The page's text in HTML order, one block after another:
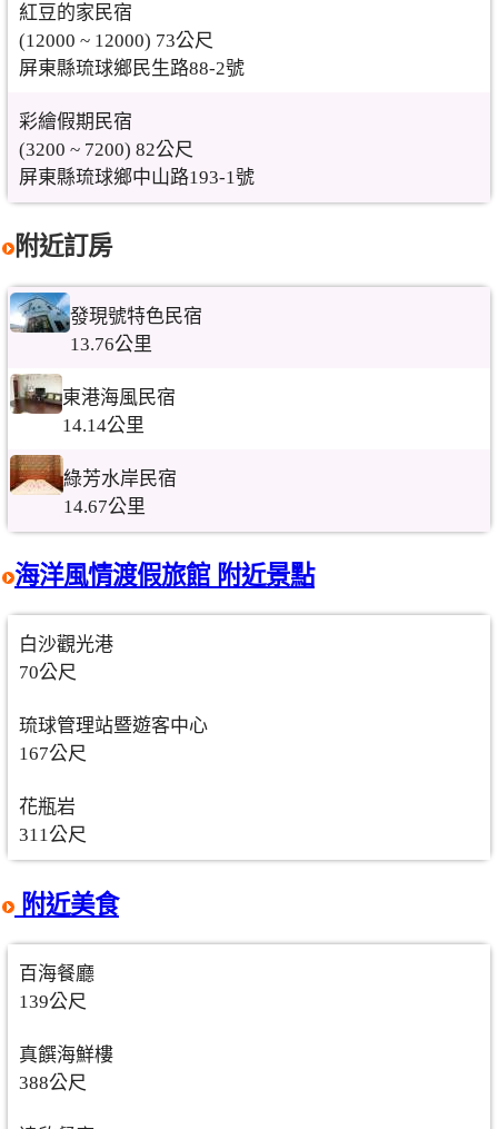
紅豆的家民宿
(12000 ~ 12000) 73公尺
屏東縣琉球鄉民生路88-2號
彩繪假期民宿
(3200 ~ 7200) 82公尺
屏東縣琉球鄉中山路193-1號
附近訂房
發現號特色民宿
13.76公里
東港海風民宿
14.14公里
綠芳水岸民宿
14.67公里
海洋風情渡假旅館 附近景點
白沙觀光港
70公尺
琉球管理站暨遊客中心
167公尺
花瓶岩
311公尺
附近美食
百海餐廳
139公尺
真饌海鮮樓
388公尺